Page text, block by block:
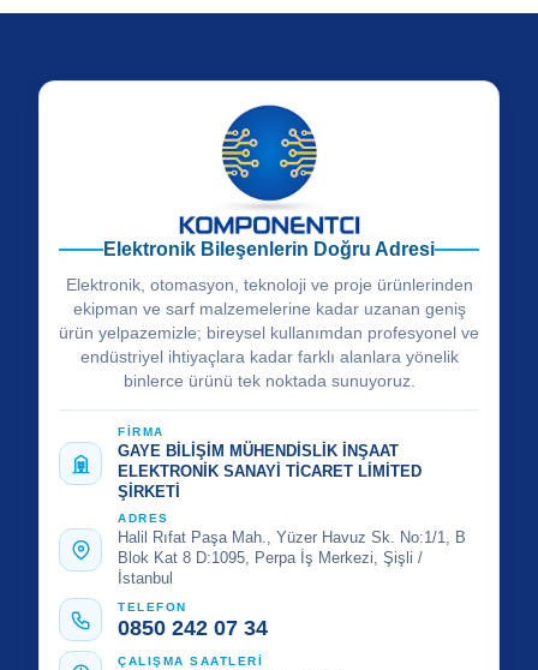
Elektronik Bileşenlerin Doğru Adresi
Elektronik, otomasyon, teknoloji ve proje ürünlerinden
ekipman ve sarf malzemelerine kadar uzanan geniş
ürün yelpazemizle; bireysel kullanımdan profesyonel ve
endüstriyel ihtiyaçlara kadar farklı alanlara yönelik
binlerce ürünü tek noktada sunuyoruz.
FİRMA
GAYE BİLİŞİM MÜHENDİSLİK İNŞAAT
ELEKTRONİK SANAYİ TİCARET LİMİTED
ŞİRKETİ
ADRES
Halil Rıfat Paşa Mah., Yüzer Havuz Sk. No:1/1, B
Blok Kat 8 D:1095, Perpa İş Merkezi, Şişli /
İstanbul
TELEFON
0850 242 07 34
ÇALIŞMA SAATLERİ